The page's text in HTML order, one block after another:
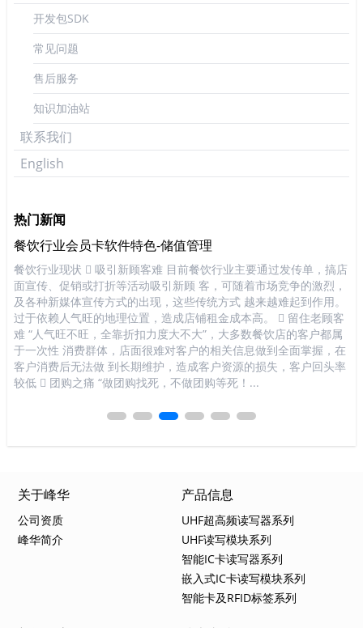
开发包SDK
常见问题
售后服务
知识加油站
联系我们
English
热门新闻
餐饮行业会员卡软件特色-储值管理
餐饮行业现状  吸引新顾客难 目前餐饮行业主要通过发传单，搞店
面宣传、促销或打折等活动吸引新顾 客，可随着市场竞争的激烈，
及各种新媒体宣传方式的出现，这些传统方式 越来越难起到作用。
过于依赖人气旺的地理位置，造成店铺租金成本高。  留住老顾客
难 “人气旺不旺，全靠折扣力度大不大”，大多数餐饮店的客户都属
于一次性 消费群体，店面很难对客户的相关信息做到全面掌握，在
客户消费后无法做 到长期维护，造成客户资源的损失，客户回头率
较低  团购之痛 “做团购找死，不做团购等死！...
关于峰华
公司资质
峰华简介
产品信息
UHF超高频读写器系列
UHF读写模块系列
智能IC卡读写器系列
嵌入式IC卡读写模块系列
智能卡及RFID标签系列